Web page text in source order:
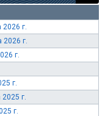
2026 г.
2026 г.
г.
г.
г.
г.